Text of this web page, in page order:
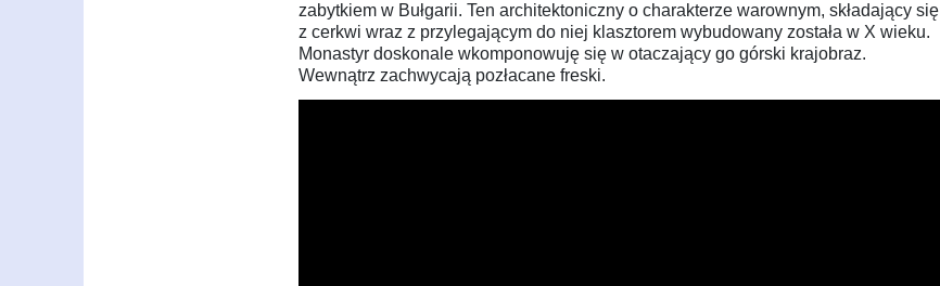
zabytkiem w Bułgarii. Ten architektoniczny o charakterze warownym, składający się
z cerkwi wraz z przylegającym do niej klasztorem wybudowany została w X wieku.
Monastyr doskonale wkomponowuję się w otaczający go górski krajobraz.
Wewnątrz zachwycają pozłacane freski.